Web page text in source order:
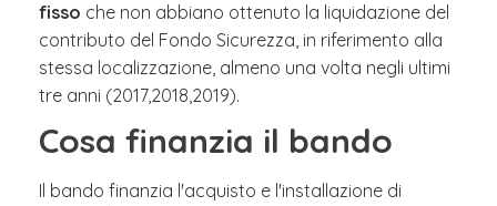
fisso che non abbiano ottenuto la liquidazione del
contributo del Fondo Sicurezza, in riferimento alla
stessa localizzazione, almeno una volta negli ultimi
tre anni (2017,2018,2019).
Cosa finanzia il bando
Il bando finanzia l'acquisto e l'installazione di